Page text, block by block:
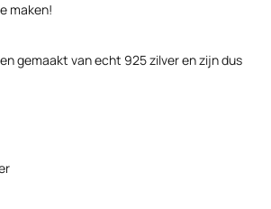
maken!
gemaakt van echt 925 zilver en zijn dus